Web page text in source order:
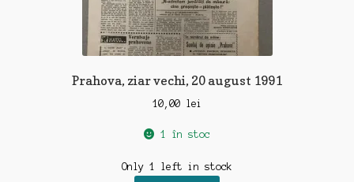
Prahova, ziar vechi, 20 august 1991
10,00 lei
1 în stoc
Only 1 left in stock